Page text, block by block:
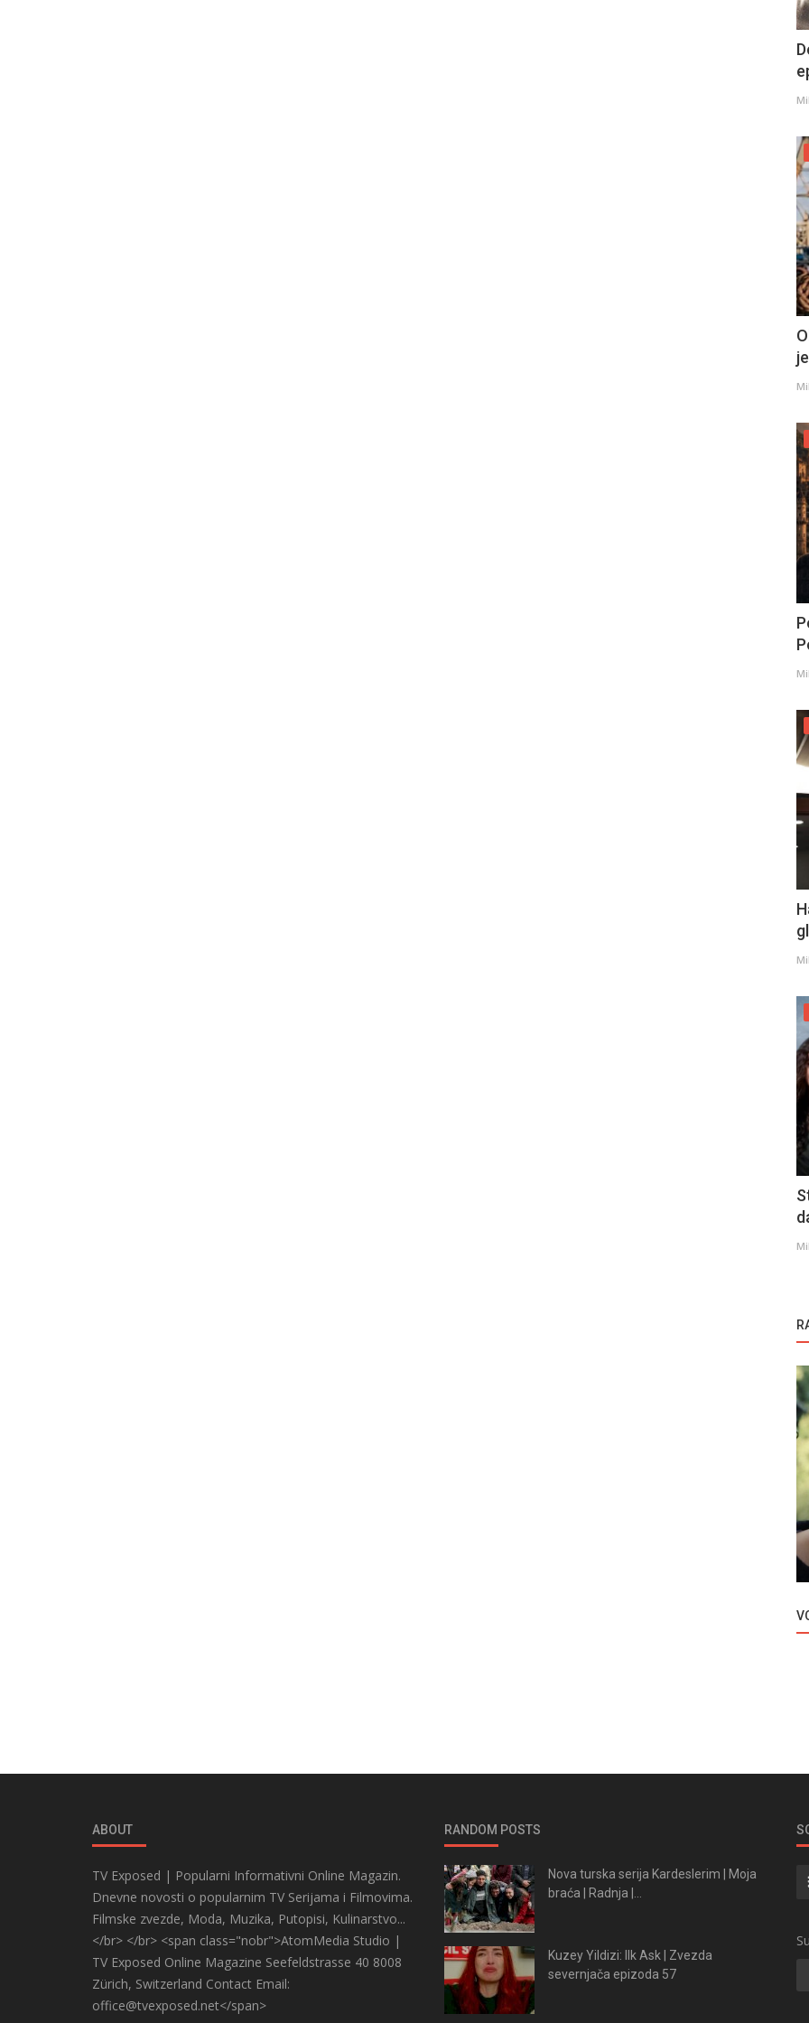
ABOUT
TV Exposed | Popularni Informativni Online Magazin.
Dnevne novosti o popularnim TV Serijama i Filmovima.
Filmske zvezde, Moda, Muzika, Putopisi, Kulinarstvo...
</br> </br> <span class="nobr">AtomMedia Studio |
TV Exposed Online Magazine Seefeldstrasse 40 8008
Zürich, Switzerland Contact Email:
office@tvexposed.net</span>
RANDOM POSTS
Nova turska serija Kardeslerim | Moja
braća | Radnja |...
Kuzey Yildizi: Ilk Ask | Zvezda
severnjača epizoda 57